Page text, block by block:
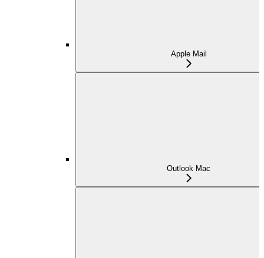
Apple Mail
Outlook Mac